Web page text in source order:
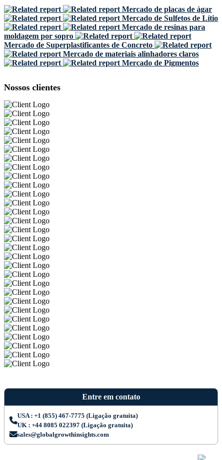
Mercado de placas de ágar
Mercado de Sulfetos de Lítio
Mercado de resinas para
moldagem por sopro
Mercado de Superplastificantes de Concreto
Mercado de materiais alinhadores claros
Mercado de Pigmentos
Nossos clientes
Entre em contato
USA : +1 (855) 467-7775 (Ligação gratuita)
UK : +44 8085 022397 (Ligação gratuita)
sales@globalgrowthinsights.com